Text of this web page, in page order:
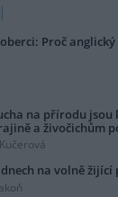
Proč
na přírodu jsou
a živočichům
na volně